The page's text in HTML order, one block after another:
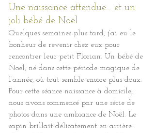
Une naissance attendue… et un
joli bébé de Noël
Quelques semaines plus tard, j’ai eu le
bonheur de revenir chez eux pour
rencontrer leur petit Florian. Un bébé de
Noël, né dans cette période magique de
l’année, où tout semble encore plus doux.
Pour cette séance naissance à domicile,
nous avons commencé par une série de
photos dans une ambiance de Noël. Le
sapin brillait délicatement en arrière-